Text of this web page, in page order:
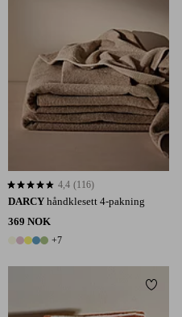
DARCY håndklesett 4-pakning
369 NOK
12 farger
+7
4,4 basert på 116 karaktergivninger
4,4 (116)
til favoritter Legg